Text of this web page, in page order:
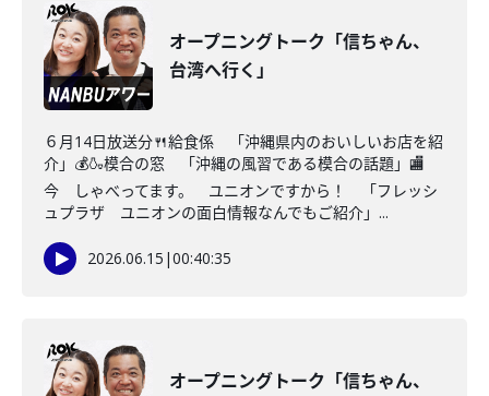
オープニングトーク「信ちゃん、
台湾へ行く」
６月14日放送分🍴給食係 「沖縄県内のおいしいお店を紹
介」💰🍶模合の窓 「沖縄の風習である模合の話題」🏬
今 しゃべってます。 ユニオンですから！ 「フレッシ
ュプラザ ユニオンの面白情報なんでもご紹介」...
2026.06.15 |00:40:35
オープニングトーク「信ちゃん、